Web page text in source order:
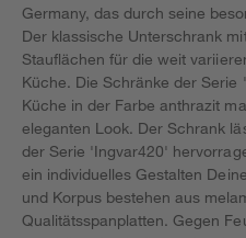
Germany, das durch seine
Der klassische Unterschrank
Stauflächen für die weit
Küche. Die Schränke der
Küche in der Farbe anthrazit
eleganten Look. Der Schrank
der Serie 'Ingvar420'
ein individuelles Gestalten
und Korpus bestehen aus
Qualitätsspanplatten. Gegen